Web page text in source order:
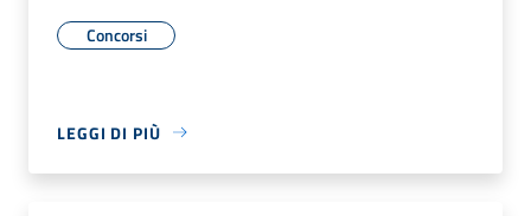
Concorsi
LEGGI DI PIÙ